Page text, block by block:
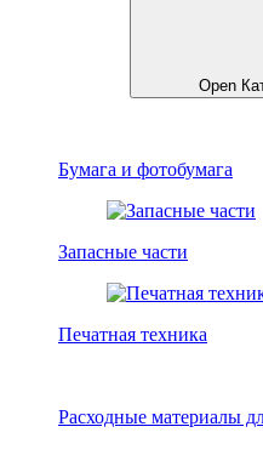
Open
Бумага и фотобумага
Запасные части
Печатная техника
Расходные материалы